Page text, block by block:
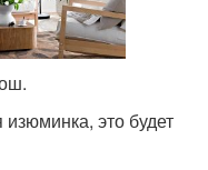
это будет